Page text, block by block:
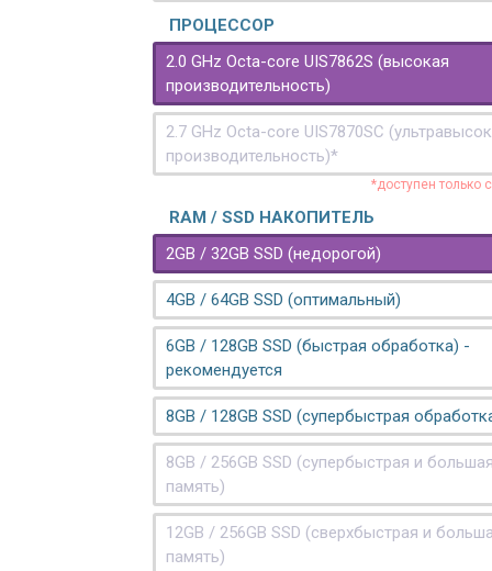
ПРОЦЕССОР
2.0 GHz Octa-core UIS7862S (высокая
производительность)
2.7 GHz Octa-core UIS7870SC
производительность)*
*доступен только
RAM / SSD НАКОПИТЕЛЬ
2GB / 32GB SSD (недорогой)
4GB / 64GB SSD (оптимальный)
6GB / 128GB SSD (быстрая обработка) -
рекомендуется
8GB / 128GB SSD (супербыстрая
8GB / 256GB SSD (супербыстрая и
память)
12GB / 256GB SSD (сверхбыстрая и
память)